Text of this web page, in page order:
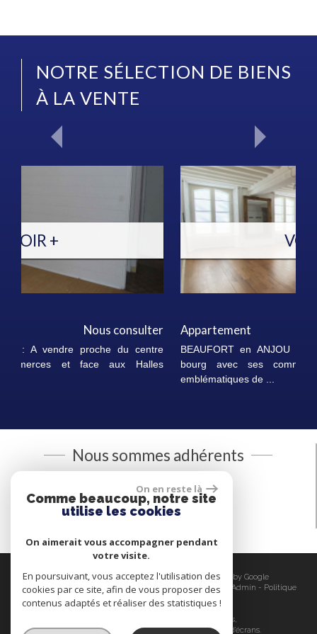
NOTRE SÉLECTION DE BIENS
À LA VENTE
Appartement 111 600 €
BEAUFORT en ANJOU : A vendre proche du centre
bourg avec ses commerces et face aux Halles
Nous sommes adhérents
© 2026 | Tous droits réservés | Traduction powered by Google
Plan du site-Mentions légales-Nos honoraires- Liens Admin - Politique
RGPD
Site internet compatible multi-supports,
un seul site adaptable à tous les types d'écrans.
On en reste là
Comme beaucoup, notre site
utilise les cookies
On aimerait vous accompagner pendant
votre visite.
En poursuivant, vous acceptez l'utilisation des
cookies par ce site, afin de vous proposer des
contenus adaptés et réaliser des statistiques !